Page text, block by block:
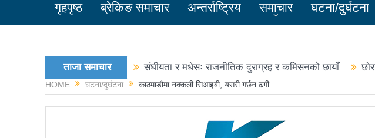
गृहपृष्ठ ब्रेकिङ समाचार अन्तर्राष्ट्रिय समाचार घटना/दुर्घटना
ताजा समाचार संघीयता र मधेसः राजनीतिक दुराग्रह र कमिसनको छायाँ
काङ्ग्रेस नेता मिश्रको आरोप : बालेन सरकारले सिमा क्षेत्रका
रञ्जु दर्शना विजयीः अधिकांश स्थानमा रास्वपा अगाडि
HOME घटना/दुर्घटना काठमाडौमा नक्कली सिआइबी, यसरी गर्छन ढगी